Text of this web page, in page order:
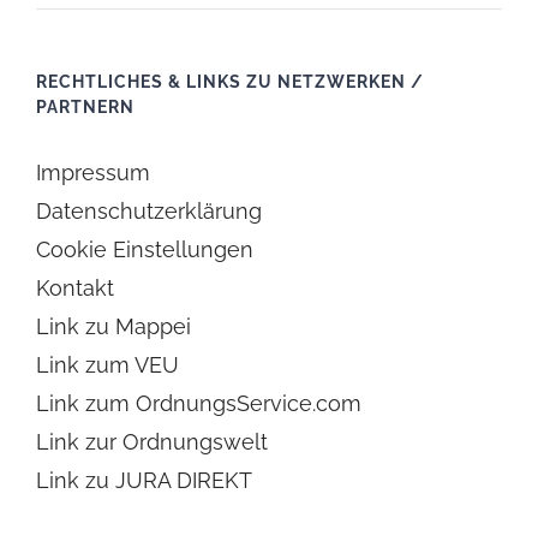
RECHTLICHES & LINKS ZU NETZWERKEN /
PARTNERN
Impressum
Datenschutzerklärung
Cookie Einstellungen
Kontakt
Link zu Mappei
Link zum VEU
Link zum OrdnungsService.com
Link zur Ordnungswelt
Link zu JURA DIREKT